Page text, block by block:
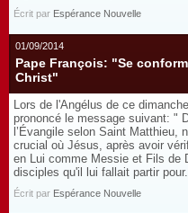
Écrit par Espérance Nouvelle
01/09/2014
Pape François: "Se
Christ"
Lors de l'Angélus de ce
prononcé le message suivant: "
l’Évangile selon Saint Matthieu,
crucial où Jésus, après avoir
en Lui comme Messie et Fils de
disciples qu'il lui fallait partir
Écrit par Espérance Nouvelle